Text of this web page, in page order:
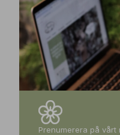
Prenumerera på